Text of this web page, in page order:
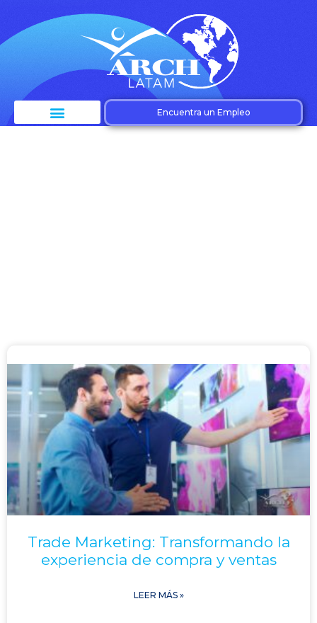
Encuentra un Empleo
Trade Marketing: Transformando la
experiencia de compra y ventas
LEER MÁS »